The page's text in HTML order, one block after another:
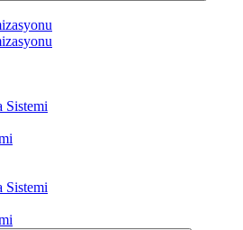
Sistemi
Sistemi